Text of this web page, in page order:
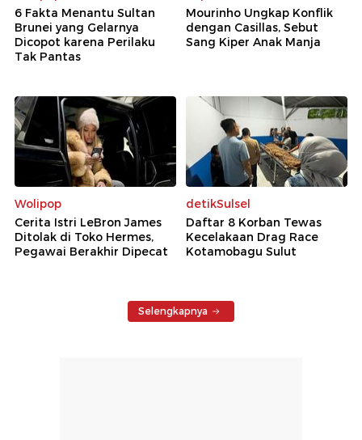
6 Fakta Menantu Sultan
Brunei yang Gelarnya
Dicopot karena Perilaku
Tak Pantas
Mourinho Ungkap Konflik
dengan Casillas, Sebut
Sang Kiper Anak Manja
Wolipop
Cerita Istri LeBron James
Ditolak di Toko Hermes,
Pegawai Berakhir Dipecat
detikSulsel
Daftar 8 Korban Tewas
Kecelakaan Drag Race
Kotamobagu Sulut
Selengkapnya